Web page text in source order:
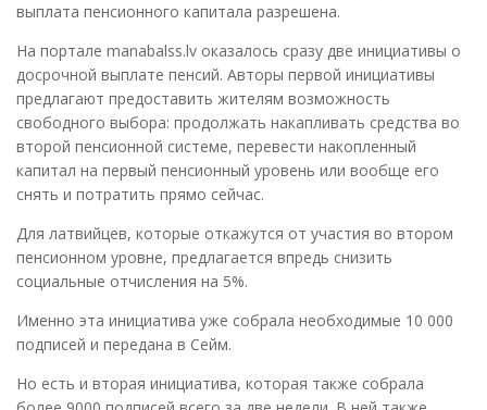
выплата пенсионного капитала разрешена.
На портале manabalss.lv оказалось сразу две инициативы о
досрочной выплате пенсий. Авторы первой инициативы
предлагают предоставить жителям возможность
свободного выбора: продолжать накапливать средства во
второй пенсионной системе, перевести накопленный
капитал на первый пенсионный уровень или вообще его
снять и потратить прямо сейчас.
Для латвийцев, которые откажутся от участия во втором
пенсионном уровне, предлагается впредь снизить
социальные отчисления на 5%.
Именно эта инициатива уже собрала необходимые 10 000
подписей и передана в Сейм.
Но есть и вторая инициатива, которая также собрала